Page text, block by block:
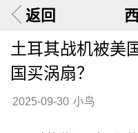
返回
土耳其战机被美
国买涡扇？
2025-09-30 小鸟